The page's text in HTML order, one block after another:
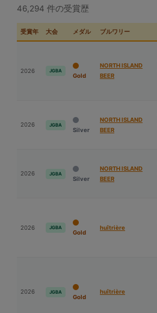
46,294 件の受賞歴
受賞年 大会 メダル ブルワリー
2026 JGBA
Gold
NORTH ISLAND
BEER
2026 JGBA
Silver
NORTH ISLAND
BEER
2026 JGBA
Silver
NORTH ISLAND
BEER
2026 JGBA
Gold
huîtrière
2026 JGBA
Gold
huîtrière